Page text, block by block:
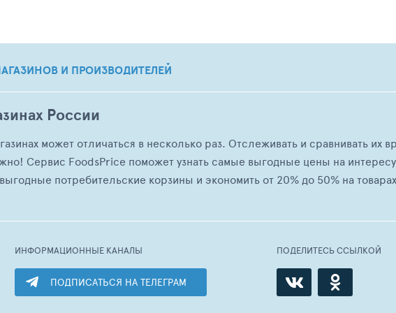
И ПРОИЗВОДИТЕЛЕЙ
России
может отличаться в несколько раз. Отслеживать и сравнивать их
Сервис FoodsPrice поможет узнать самые выгодные цены на
потребительские корзины и экономить от 20% до 50% на товарах
ИНФОРМАЦИОННЫЕ КАНАЛЫ
ПОДПИСАТЬСЯ НА ТЕЛЕГРАМ
ПОДЕЛИТЕСЬ ССЫЛКОЙ